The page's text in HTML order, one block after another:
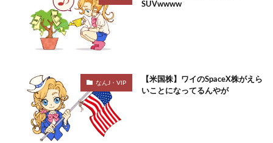
SUVwwww
なんJ・VIP
【米国株】ワイのSpaceX株がえら
いことになってるんやが